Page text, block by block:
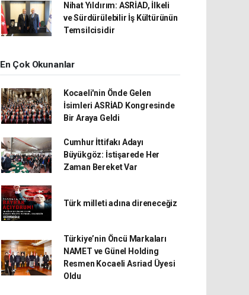
Nihat Yıldırım: ASRİAD, İlkeli
ve Sürdürülebilir İş Kültürünün
Temsilcisidir
En Çok Okunanlar
Kocaeli'nin Önde Gelen
İsimleri ASRİAD Kongresinde
Bir Araya Geldi
Cumhur İttifakı Adayı
Büyükgöz: İstişarede Her
Zaman Bereket Var
Türk milleti adına direneceğiz
Türkiye’nin Öncü Markaları
NAMET ve Günel Holding
Resmen Kocaeli Asriad Üyesi
Oldu